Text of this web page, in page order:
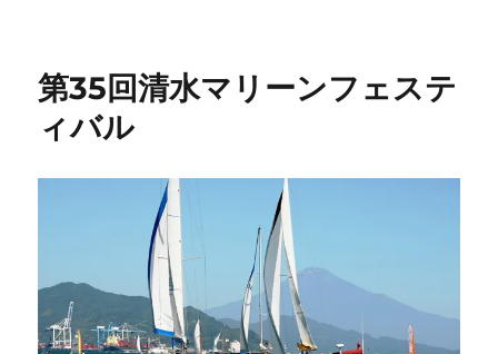
第35回清水マリーンフェステ
ィバル